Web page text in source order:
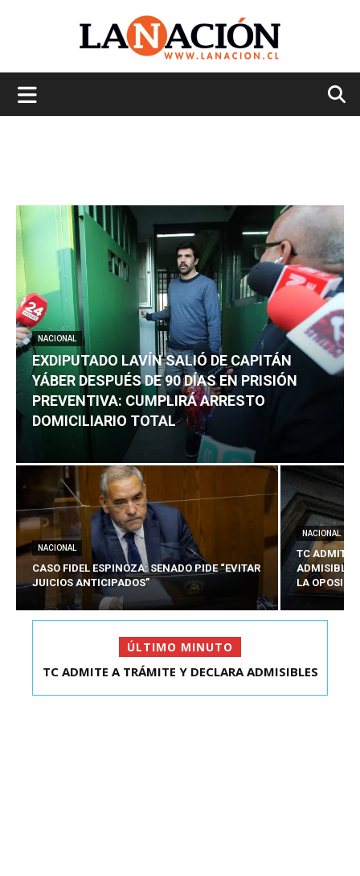
NACIONAL
EXDIPUTADO LAVÍN SALIÓ DE CAPITÁN
YÁBER DESPUÉS DE 90 DÍAS EN PRISIÓN
PREVENTIVA: CUMPLIRÁ ARRESTO
DOMICILIARIO TOTAL
NACIONAL
CASO FIDEL ESPINOZA: SENADO PIDE “EVITAR
JUICIOS ANTICIPADOS”
NACIONAL
TC ADMITE
ADMISIBLES
LA
ÚLTIMO MINUTO
EXDIPUTADO LAVÍN SALIÓ DE CAPITÁN YÁBER
TC ADMITE A TRÁMITE Y DECLARA ADMISIBLES